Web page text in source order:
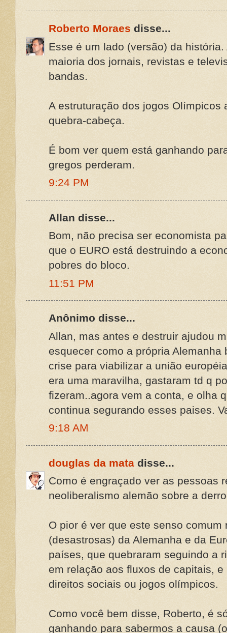
Roberto Moraes disse...
Esse é um lado (versão) da
maioria dos jornais, revistas e
bandas.
A estruturação dos jogos Olímpicos
quebra-cabeça.
É bom ver quem está ganhando
gregos perderam.
9:24 PM
Allan disse...
Bom, não precisa ser economista
que o EURO está destruindo a
pobres do bloco.
11:51 PM
Anônimo disse...
Allan, mas antes e destruir ajudou
esquecer como a própria
crise para viabilizar a união
era uma maravilha, gastaram td q
fizeram..agora vem a conta, e olha
continua segurando esses paises.
9:18 AM
douglas da mata disse...
Como é engraçado ver as pessoas
neoliberalismo alemão sobre a
O pior é ver que este senso comum
(desastrosas) da Alemanha e da
países, que quebraram seguindo a
em relação aos fluxos de capitais,
direitos sociais ou jogos olímpicos.
Como você bem disse, Roberto, é
ganhando para sabermos a causa